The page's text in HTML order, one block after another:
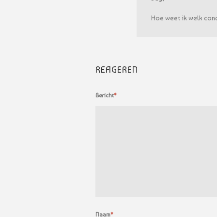
Hoe weet ik welk
REAGEREN
Bericht*
Naam*